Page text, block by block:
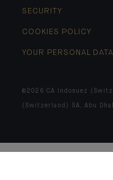
SECURITY
COOKIES POLICY
YOUR PERSONAL DATA
©2026 CA Indosuez
(Switzerland) SA, Abu